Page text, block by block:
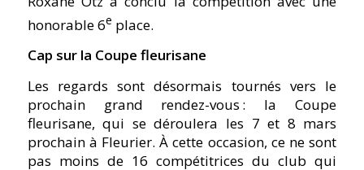
honorable 6e place.
Cap sur la Coupe fleurisane
Les regards sont désormais tournés vers le
prochain grand rendez-vous : la Coupe
fleurisane, qui se déroulera les 7 et 8 mars
prochain à Fleurier. À cette occasion, ce ne sont
pas moins de 16 compétitrices du club qui